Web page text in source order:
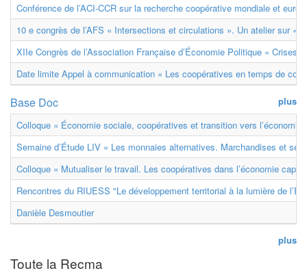
Conférence de l’ACI-CCR sur la recherche coopérative mondiale et
10 e congrès de l’AFS « Intersections et circulations ». Un atelier sur «
XIIe Congrès de l’Association Française d’Économie Politique « Crises
Date limite Appel à communication « Les coopératives en temps de
plus
Base Doc
Colloque « Économie sociale, coopératives et transition vers
Semaine d’Étude LIV « Les monnaies alternatives. Marchandises et
Colloque « Mutualiser le travail. Les coopératives dans l’économie
Rencontres du RIUESS "Le développement territorial à la lumière de
Danièle Desmoutier
plus
Toute la Recma